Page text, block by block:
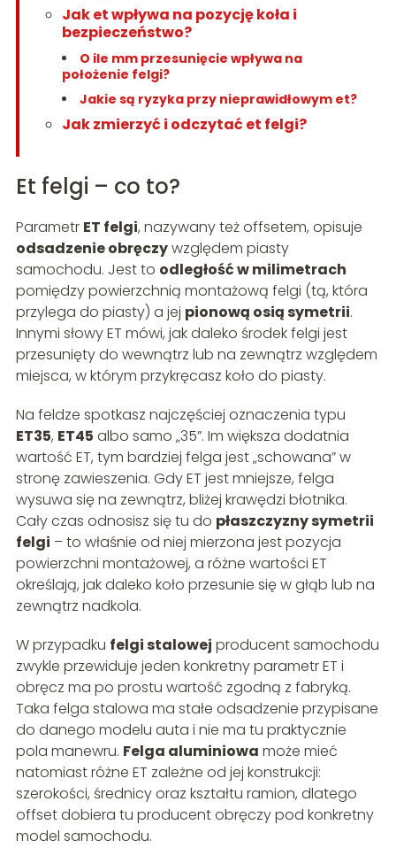
Jak et wpływa na pozycję koła i
bezpieczeństwo?
O ile mm przesunięcie wpływa na
położenie felgi?
Jakie są ryzyka przy nieprawidłowym et?
Jak zmierzyć i odczytać et felgi?
Et felgi – co to?
Parametr ET felgi, nazywany też offsetem, opisuje
odsadzenie obręczywzględem piasty
samochodu. Jest to odległość w milimetrach
pomiędzy powierzchnią montażową felgi (tą, która
przylega do piasty) a jej pionową osią symetrii.
Innymi słowy ET mówi, jak daleko środek felgi jest
przesunięty do wewnątrz lub na zewnątrz względem
miejsca, w którym przykręcasz koło do piasty.
Na feldze spotkasz najczęściej oznaczenia typu
ET35, ET45 albo samo „35”. Im większa dodatnia
wartość ET, tym bardziej felga jest „schowana” w
stronę zawieszenia. Gdy ET jest mniejsze, felga
wysuwa się na zewnątrz, bliżej krawędzi błotnika.
Cały czas odnosisz się tu do płaszczyzny symetrii
felgi – to właśnie od niej mierzona jest pozycja
powierzchni montażowej, a różne wartości ET
określają, jak daleko koło przesunie się w głąb lub na
zewnątrz nadkola.
W przypadku felgi stalowej producent samochodu
zwykle przewiduje jeden konkretny parametr ET i
obręcz ma po prostu wartość zgodną z fabryką.
Taka felga stalowa ma stałe odsadzenie przypisane
do danego modelu auta i nie ma tu praktycznie
pola manewru. Felga aluminiowa może mieć
natomiast różne ET zależne od jej konstrukcji:
szerokości, średnicy oraz kształtu ramion, dlatego
offset dobiera tu producent obręczy pod konkretny
model samochodu.